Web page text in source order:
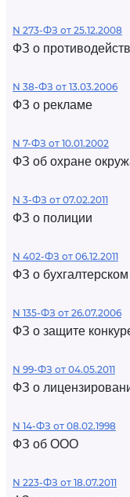
N 273-ФЗ от 25.12.2008
ФЗ о
N 38-ФЗ от 13.03.2006
ФЗ о рекламе
N 7-ФЗ от 10.01.2002
ФЗ об охране
N 3-ФЗ от 07.02.2011
ФЗ о полиции
N 402-ФЗ от 06.12.2011
ФЗ о бухгалтерском
N 135-ФЗ от 26.07.2006
ФЗ о защите
N 99-ФЗ от 04.05.2011
ФЗ о
N 14-ФЗ от 08.02.1998
ФЗ об ООО
N 223-ФЗ от 18.07.2011